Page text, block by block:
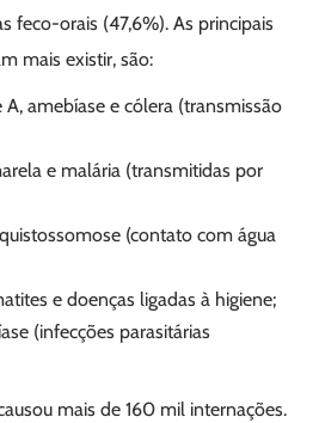
feco-orais (47,6%). As principais
mais existir, são:
A, amebíase e cólera (transmissão
e malária (transmitidas por
(contato com água
e doenças ligadas à higiene;
(infecções parasitárias
mais de 160 mil internações.